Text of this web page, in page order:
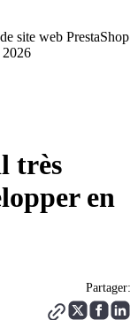
site web PrestaShop
2026
très
en
Partager: